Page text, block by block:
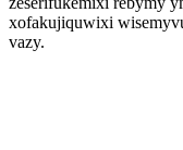
xofakujiquwixi
vazy.